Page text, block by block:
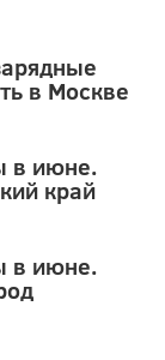
в Москве
в июне.
край
в июне.